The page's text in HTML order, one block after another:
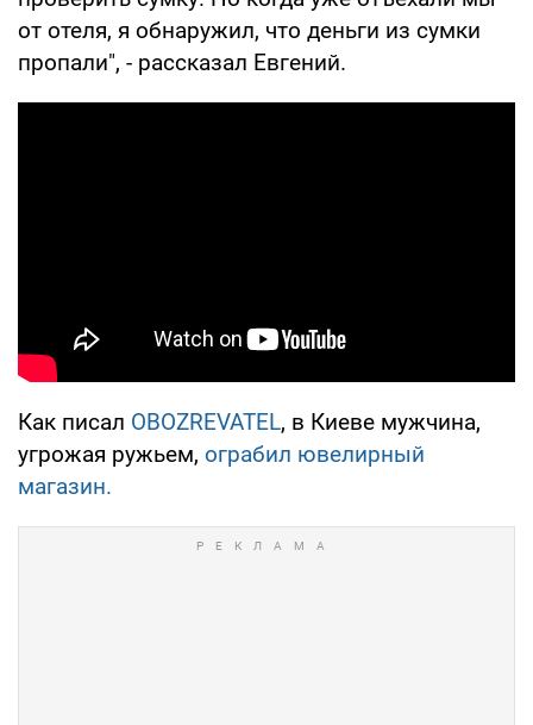
от отеля, я обнаружил, что деньги из сумки
пропали", - рассказал Евгений.
Как писал OBOZREVATEL, в Киеве мужчина,
угрожая ружьем, ограбил ювелирный
магазин.